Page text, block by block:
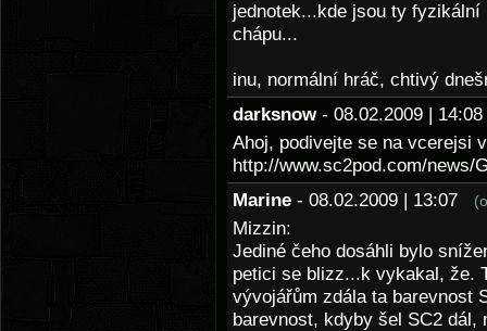
jednotek...kde jsou ty
chápu...
inu, normální hráč, chtivý
darksnow - 08.02.2009 |
Ahoj, podivejte se na vcerejsi
http://www.sc2pod.com/news/
Marine - 08.02.2009 | 13:07
Mizzin:
Jediné čeho dosáhli bylo
petici se blizz...k vykakal, že.
vývojářům zdála ta barevnost
barevnost, kdyby šel SC2